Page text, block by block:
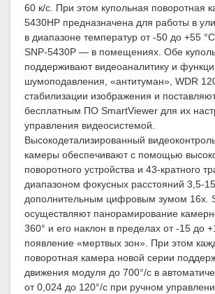
60 к/с. При этом купольная поворотная
5430HP предназначена для работы в
в диапазоне температур от -50 до +55
SNP-5430P — в помещениях. Обе
поддерживают видеоаналитику и
шумоподавления, «антитуман», WDR
стабилизации изображения и
бесплатным ПО SmartViewer для их
управления видеосистемой.
Высокодетализированный
камеры обеспечивают с помощью
поворотного устройства и 43-кратного
диапазоном фокусных расстояний 3,5-
дополнительным цифровым зумом 16х.
осуществляют панорамирование
360° и его наклон в пределах от -15 до
появление «мертвых зон». При этом
поворотная камера новой серии
движения модуля до 700°/с в
от 0,024 до 120°/с при ручном